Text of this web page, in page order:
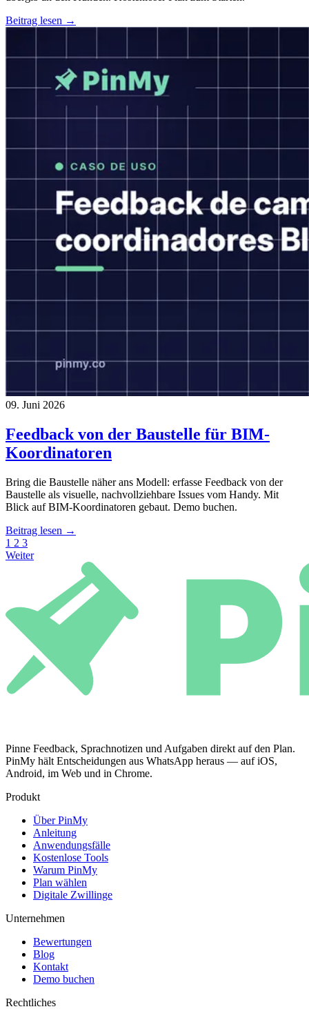
Beitrag lesen →
09. Juni 2026
Feedback von der Baustelle für BIM-
Koordinatoren
Bring die Baustelle näher ans Modell: erfasse Feedback von der
Baustelle als visuelle, nachvollziehbare Issues vom Handy. Mit
Blick auf BIM-Koordinatoren gebaut. Demo buchen.
Beitrag lesen →
1 2 3
Weiter
Pinne Feedback, Sprachnotizen und Aufgaben direkt auf den Plan.
PinMy hält Entscheidungen aus WhatsApp heraus — auf iOS,
Android, im Web und in Chrome.
Produkt
Über PinMy
Anleitung
Anwendungsfälle
Kostenlose Tools
Warum PinMy
Plan wählen
Digitale Zwillinge
Unternehmen
Bewertungen
Blog
Kontakt
Demo buchen
Rechtliches